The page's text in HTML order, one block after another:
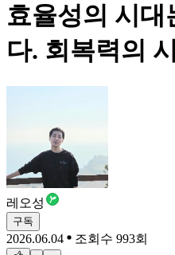
효율성의 시대
다. 회복력의
레오성
구독
2026.06.04 조회수 993회